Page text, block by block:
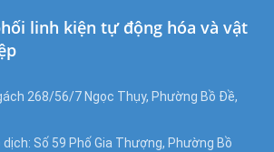
linh kiện tự động hóa và vật
268/56/7 Ngọc Thụy, Phường Bồ Đề,
Số 59 Phố Gia Thượng, Phường Bồ